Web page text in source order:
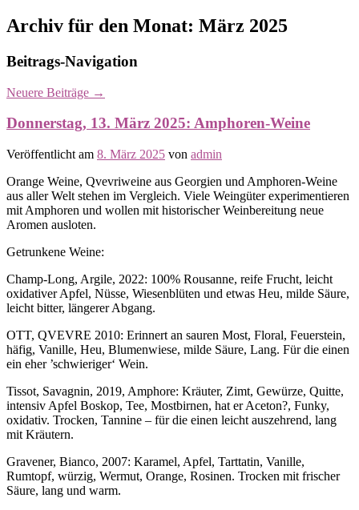
Archiv für den Monat: März 2025
Beitrags-Navigation
Neuere Beiträge →
Donnerstag, 13. März 2025: Amphoren-Weine
Veröffentlicht am 8. März 2025 von admin
Orange Weine, Qvevriweine aus Georgien und Amphoren-Weine
aus aller Welt stehen im Vergleich. Viele Weingüter experimentieren
mit Amphoren und wollen mit historischer Weinbereitung neue
Aromen ausloten.
Getrunkene Weine:
Champ-Long, Argile, 2022: 100% Rousanne, reife Frucht, leicht
oxidativer Apfel, Nüsse, Wiesenblüten und etwas Heu, milde Säure,
leicht bitter, längerer Abgang.
OTT, QVEVRE 2010: Erinnert an sauren Most, Floral, Feuerstein,
häfig, Vanille, Heu, Blumenwiese, milde Säure, Lang. Für die einen
ein eher ’schwieriger‘ Wein.
Tissot, Savagnin, 2019, Amphore: Kräuter, Zimt, Gewürze, Quitte,
intensiv Apfel Boskop, Tee, Mostbirnen, hat er Aceton?, Funky,
oxidativ. Trocken, Tannine – für die einen leicht auszehrend, lang
mit Kräutern.
Gravener, Bianco, 2007: Karamel, Apfel, Tarttatin, Vanille,
Rumtopf, würzig, Wermut, Orange, Rosinen. Trocken mit frischer
Säure, lang und warm.